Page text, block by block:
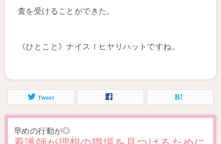
査を受けることができた。
《ひとこと》ナイス！ヒヤリハットですね。
Tweet
早めの行動が◎